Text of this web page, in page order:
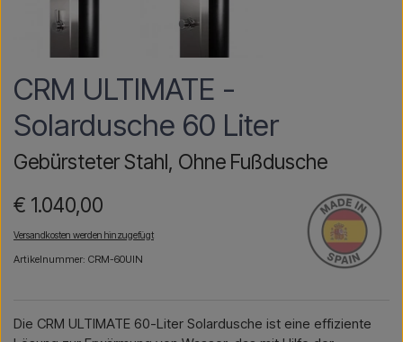
CRM ULTIMATE -
Solardusche 60 Liter
Gebürsteter Stahl, Ohne Fußdusche
€ 1.040,00
Versandkosten werden hinzugefügt
Artikelnummer: CRM-60UIN
Die CRM ULTIMATE 60-Liter Solardusche ist eine effiziente